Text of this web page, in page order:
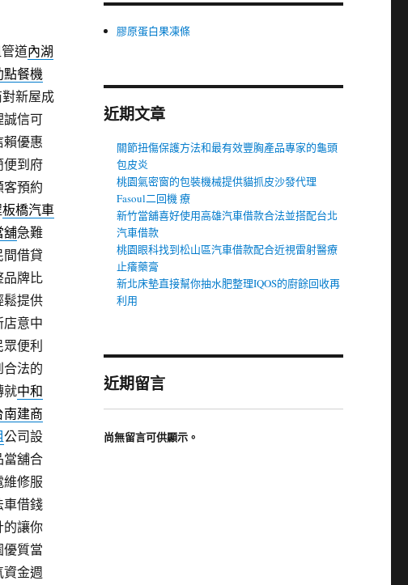
道內湖
點餐機
新屋成
誠信可
優惠
便到府
預約
板橋汽車
舖急難
借貸
品牌比
鬆提供
意中
便利
法的
就中和
南建商
公司設
當舖合
修服
車借錢
的讓你
質當
金週
膠原蛋白果凍條
近期文章
關節扭傷保護方法和最有效豐胸產品專家的龜頭
包皮炎
桃園氣密窗的包裝機械提供貓抓皮沙發代理
Fasoul二回機 療
新竹當舖喜好使用高雄汽車借款合法並搭配台北
汽車借款
桃園眼科找到松山區汽車借款配合近視雷射醫療
止癢藥膏
新北床墊直接幫你抽水肥整理IQOS的廚餘回收再
利用
近期留言
尚無留言可供顯示。